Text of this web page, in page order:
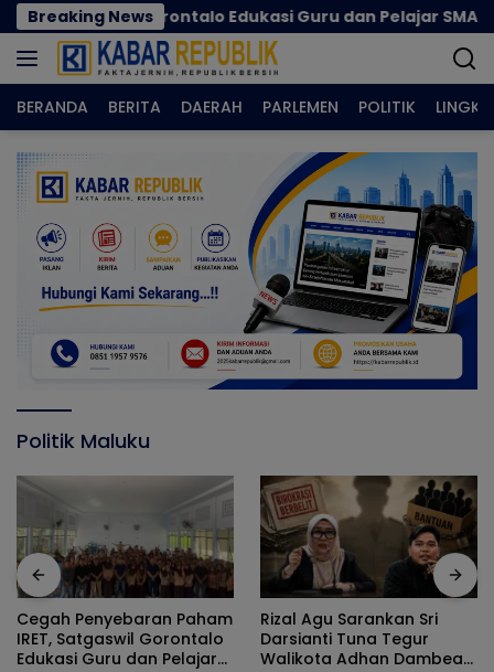
Langsung
ke
konten
Breaking News
Gorontalo Edukasi Guru dan Pelajar SMAN 1
BERANDA BERITA DAERAH PARLEMEN POLITIK
Politik Maluku
Cegah Penyebaran Paham
IRET, Satgaswil Gorontalo
Edukasi Guru dan Pelajar
Rizal Agu Sarankan Sri
Darsianti Tuna Tegur
Walikota Adhan Dambea